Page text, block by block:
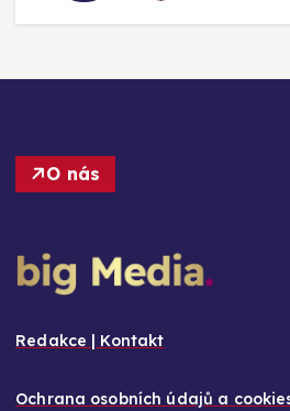
O nás
Redakce | Kontakt
Ochrana osobních údajů a